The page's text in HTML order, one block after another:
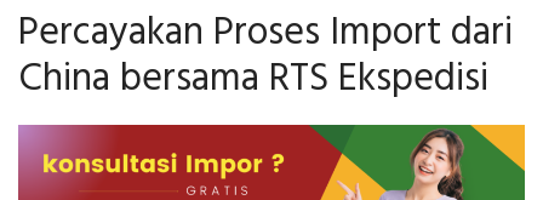
Percayakan Proses Import dari
China bersama RTS Ekspedisi